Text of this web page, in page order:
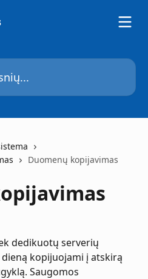
Duomenų kopijavimas
dedikuotų serverių
kopijuojami į atskirą
Saugomos